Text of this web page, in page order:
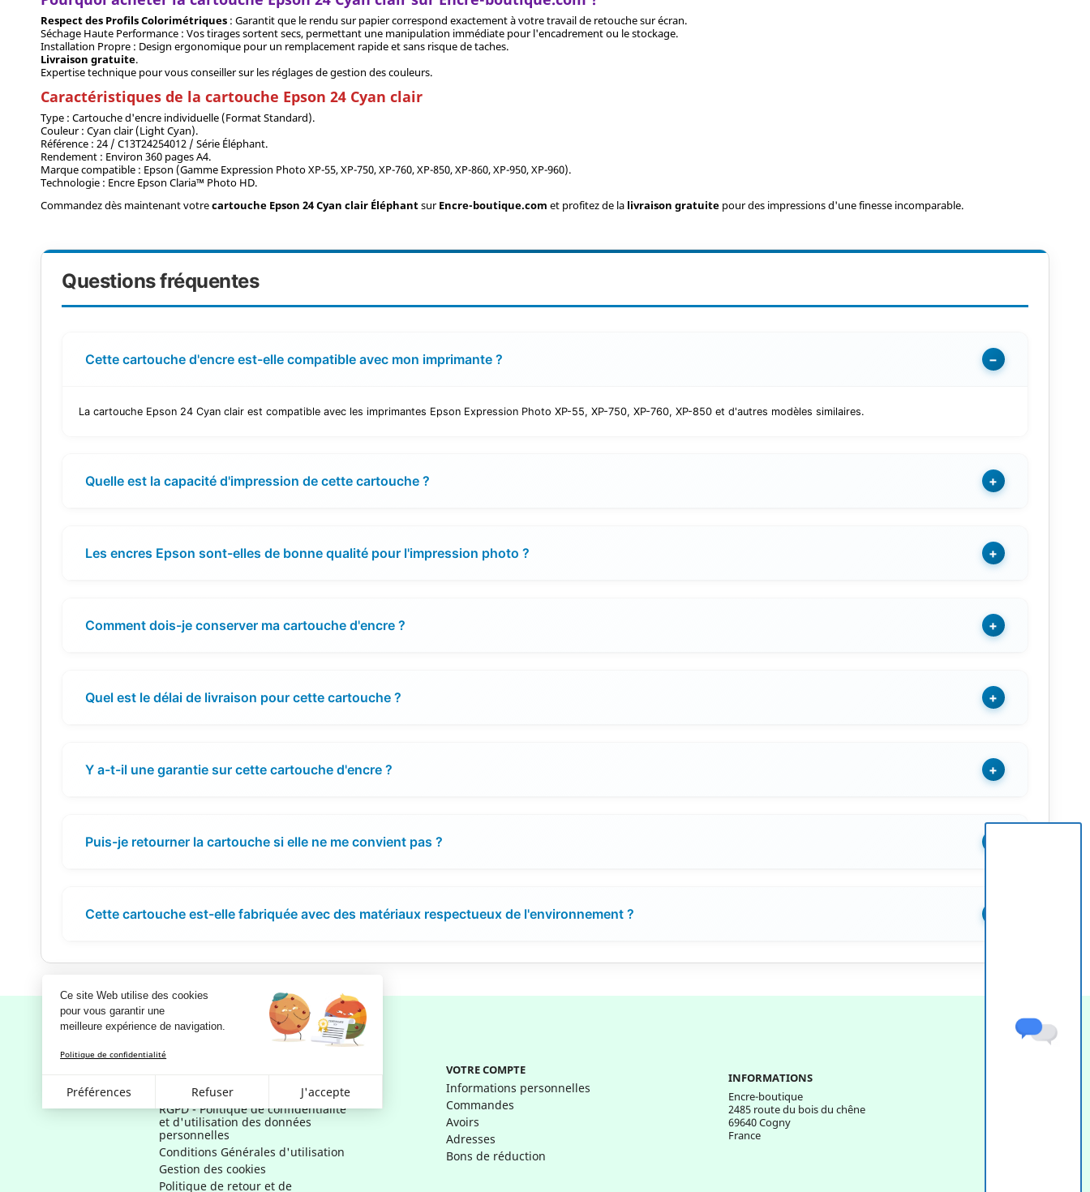
Ce site Web utilise des cookies
pour vous garantir une
meilleure expérience de navigation.
Politique de confidentialité
Préférences Refuser J'accepte
Respect des Profils Colorimétriques : Garantit que le rendu sur papier correspond exactement à votre travail de retouche sur écran.
Séchage Haute Performance : Vos tirages sortent secs, permettant une manipulation immédiate pour l'encadrement ou le stockage.
Installation Propre : Design ergonomique pour un remplacement rapide et sans risque de taches.
Livraison gratuite.
Expertise technique pour vous conseiller sur les réglages de gestion des couleurs.
Caractéristiques de la cartouche Epson 24 Cyan clair
Type : Cartouche d'encre individuelle (Format Standard).
Couleur : Cyan clair (Light Cyan).
Référence : 24 / C13T24254012 / Série Éléphant.
Rendement : Environ 360 pages A4.
Marque compatible : Epson (Gamme Expression Photo XP-55, XP-750, XP-760, XP-850, XP-860, XP-950, XP-960).
Technologie : Encre Epson Claria™ Photo HD.
Commandez dès maintenant votrecartouche Epson 24 Cyan clair ÉléphantsurEncre-boutique.com et profitez de la livraison gratuite pour des impressions d'une finesse incomparable.
Questions fréquentes
Cette cartouche d'encre est-elle compatible avec mon imprimante ? −
La cartouche Epson 24 Cyan clair est compatible avec les imprimantes Epson Expression Photo XP-55, XP-750, XP-760, XP-850 et d'autres modèles similaires.
Quelle est la capacité d'impression de cette cartouche ? +
Les encres Epson sont-elles de bonne qualité pour l'impression photo ? +
Comment dois-je conserver ma cartouche d'encre ? +
Quel est le délai de livraison pour cette cartouche ? +
Y a-t-il une garantie sur cette cartouche d'encre ? +
Puis-je retourner la cartouche si elle ne me convient pas ?
Cette cartouche est-elle fabriquée avec des matériaux respectueux de l'environnement ?
Mentions légales
RGPD - Politique de confidentialité
et d'utilisation des données
personnelles
Conditions Générales d'utilisation
Gestion des cookies
Politique de retour et de
VOTRE COMPTE
Informations personnelles
Commandes
Avoirs
Adresses
Bons de réduction
INFORMATIONS
Encre-boutique
2485 route du bois du chêne
69640 Cogny
France